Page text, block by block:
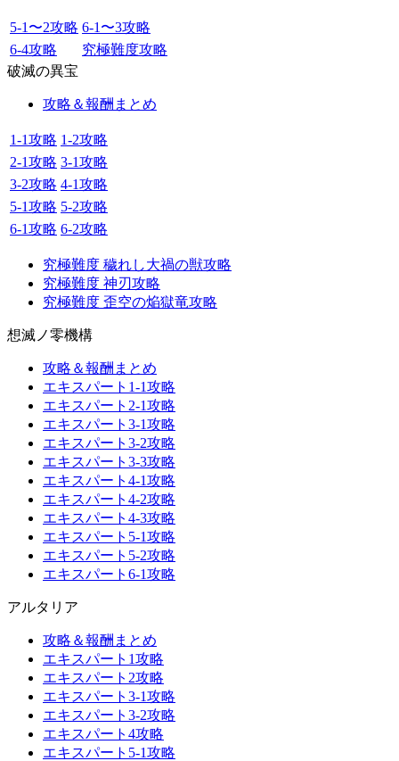
5-1〜2攻略 6-1〜3攻略
6-4攻略
究極難度攻略
破滅の異宝
攻略＆報酬まとめ
1-1攻略 1-2攻略
2-1攻略 3-1攻略
3-2攻略 4-1攻略
5-1攻略 5-2攻略
6-1攻略 6-2攻略
究極難度 穢れし大禍の獣攻略
究極難度 神刃攻略
究極難度 歪空の焔獄竜攻略
想滅ノ零機構
攻略＆報酬まとめ
エキスパート1-1攻略
エキスパート2-1攻略
エキスパート3-1攻略
エキスパート3-2攻略
エキスパート3-3攻略
エキスパート4-1攻略
エキスパート4-2攻略
エキスパート4-3攻略
エキスパート5-1攻略
エキスパート5-2攻略
エキスパート6-1攻略
アルタリア
攻略＆報酬まとめ
エキスパート1攻略
エキスパート2攻略
エキスパート3-1攻略
エキスパート3-2攻略
エキスパート4攻略
エキスパート5-1攻略